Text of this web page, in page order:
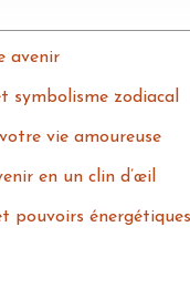
avenir
symbolisme zodiacal
vie amoureuse
en un clin d’œil
pouvoirs énergétiques